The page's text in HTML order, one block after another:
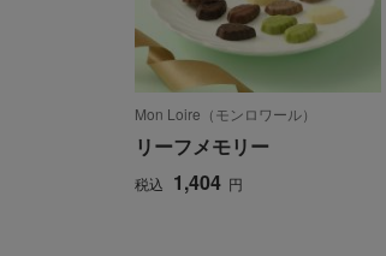
Mon Loire（モンロワール）
リーフメモリー
税込 1,404 円